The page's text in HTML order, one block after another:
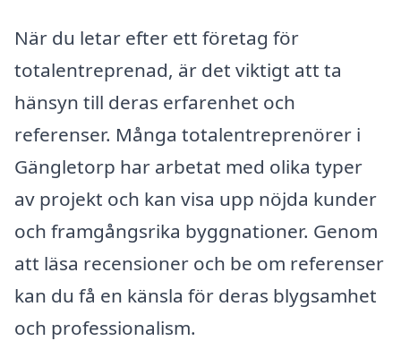
När du letar efter ett företag för
totalentreprenad, är det viktigt att ta
hänsyn till deras erfarenhet och
referenser. Många totalentreprenörer i
Gängletorp har arbetat med olika typer
av projekt och kan visa upp nöjda kunder
och framgångsrika byggnationer. Genom
att läsa recensioner och be om referenser
kan du få en känsla för deras blygsamhet
och professionalism.